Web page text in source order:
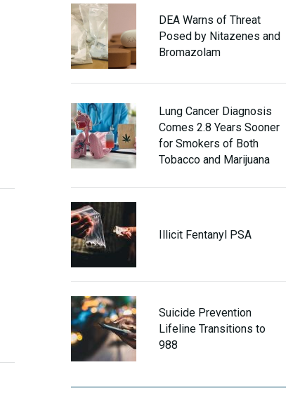
DEA Warns of Threat
Posed by Nitazenes and
Bromazolam
Lung Cancer Diagnosis
Comes 2.8 Years Sooner
for Smokers of Both
Tobacco and Marijuana
Illicit Fentanyl PSA
Suicide Prevention
Lifeline Transitions to
988